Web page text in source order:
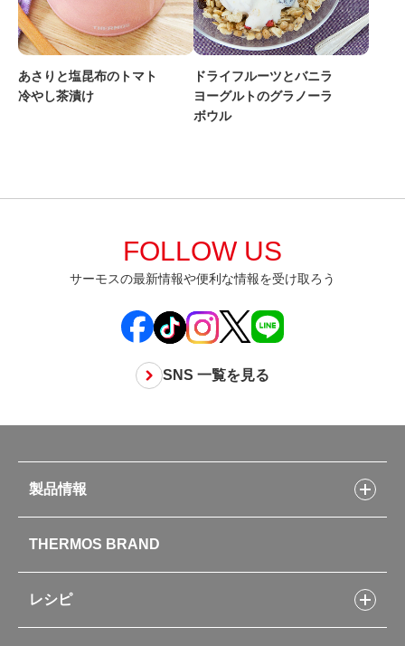
あさりと塩昆布のトマト
冷やし茶漬け
ドライフルーツとバニラ
ヨーグルトのグラノーラ
ボウル
FOLLOW US
サーモスの最新情報や便利な情報を受け取ろう
SNS 一覧を見る
製品情報
水筒
お弁当
キッチン用品
THERMOS BRAND
レシピ